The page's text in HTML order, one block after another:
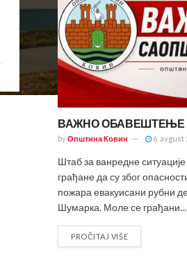
ВАЖНО ОБАВЕШТЕЊЕ
byОпштина Ковин 6. avgust
Штаб за ванредне
грађане да су због
пожара евакуисани рубни
Шумарка. Моле се грађани...
PROČITAJ VIŠE